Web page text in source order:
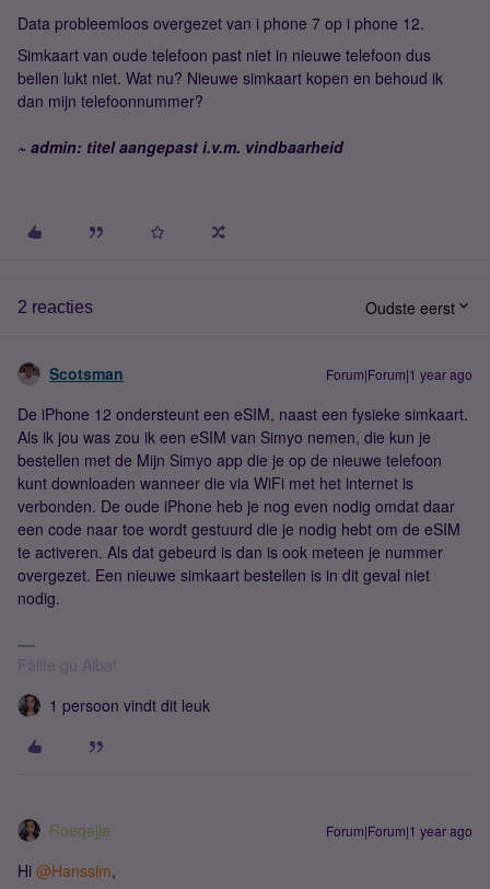
Data probleemloos overgezet van i phone 7 op i phone 12.
Simkaart van oude telefoon past niet in nieuwe telefoon dus
bellen lukt niet. Wat nu? Nieuwe simkaart kopen en behoud ik
dan mijn telefoonnummer?
~ admin: titel aangepast i.v.m. vindbaarheid
2 reacties Oudste eerst
Scotsman Forum|Forum|1 year ago
De iPhone 12 ondersteunt een eSIM, naast een fysieke simkaart.
Als ik jou was zou ik een eSIM van Simyo nemen, die kun je
bestellen met de Mijn Simyo app die je op de nieuwe telefoon
kunt downloaden wanneer die via WiFi met het internet is
verbonden. De oude iPhone heb je nog even nodig omdat daar
een code naar toe wordt gestuurd die je nodig hebt om de eSIM
te activeren. Als dat gebeurd is dan is ook meteen je nummer
overgezet. Een nieuwe simkaart bestellen is in dit geval niet
nodig.
Fàilte gu Alba!
1 persoon vindt dit leuk
Roeqajja Forum|Forum|1 year ago
Hi ​ @Hanssim,